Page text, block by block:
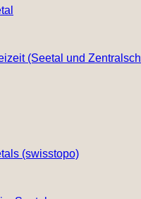
(Seetal und
(swisstopo)